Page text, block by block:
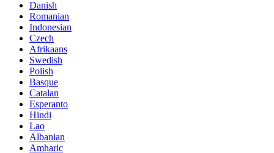
Danish
Romanian
Indonesian
Czech
Afrikaans
Swedish
Polish
Basque
Catalan
Esperanto
Hindi
Lao
Albanian
Amharic